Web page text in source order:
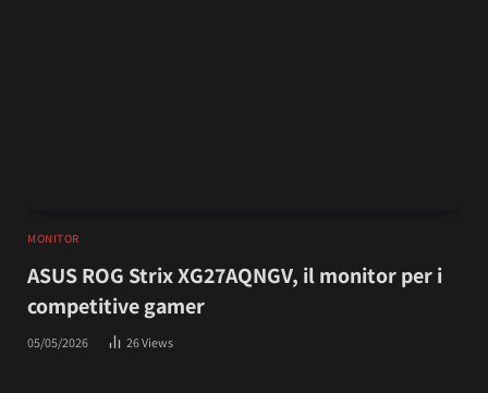
MONITOR
ASUS ROG Strix XG27AQNGV, il monitor per i
competitive gamer
05/05/2026 26Views